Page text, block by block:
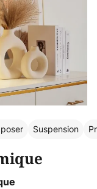
Suspension